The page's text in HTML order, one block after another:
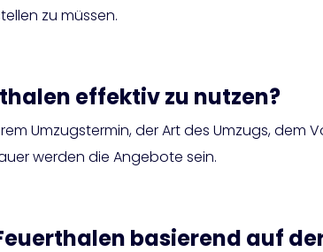
zu müssen.
effektiv zu nutzen?
Umzugstermin, der Art des Umzugs, dem
werden die Angebote sein.
basierend auf